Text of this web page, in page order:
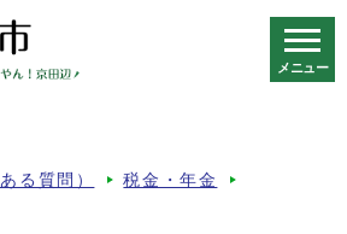
メニュー
る質問） 税金・年金